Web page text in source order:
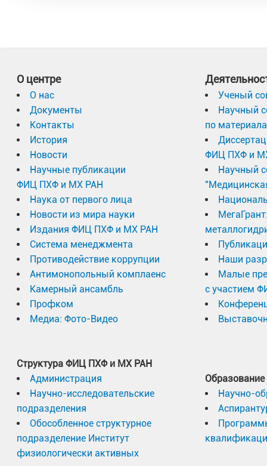
О центре
О нас
Документы
Контакты
История
Новости
Научные публикации
ФИЦ ПХФ и МХ РАН
Наука от первого лица
Новости из мира науки
Издания ФИЦ ПХФ и МХ РАН
Система менеджмента
Противодействие коррупции
Антимонопольный комплаенс
Камерный ансамбль
Профком
Медиа: Фото-Видео
Структура ФИЦ ПХФ и МХ РАН
Администрация
Научно-исследовательские
подразделения
Обособленное структурное
подразделение Институт
физиологически активных
Ученый
Научный
по
ФИЦ ПХФ и
Научный
Наши
Малые
с участием
Образование
Научно-